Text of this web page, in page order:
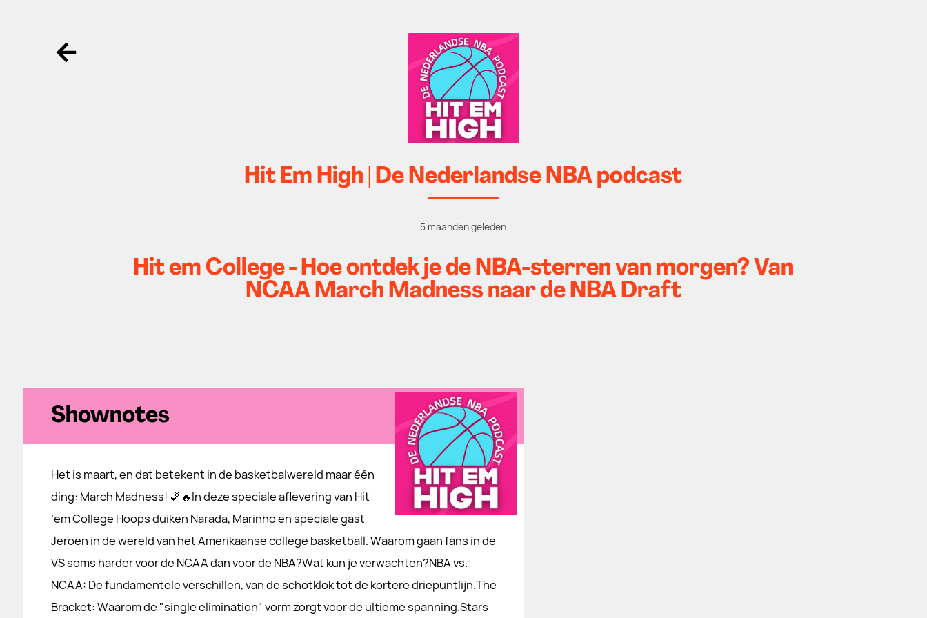
Ga terug
Hit Em High | De Nederlandse NBA podcast
5 maanden geleden
Hit em College - Hoe ontdek je de NBA-sterren van morgen? Van
NCAA March Madness naar de NBA Draft
Shownotes
Het is maart, en dat betekent in de basketbalwereld maar één
ding: March Madness! 🏀🔥In deze speciale aflevering van Hit
’em College Hoops duiken Narada, Marinho en speciale gast
Jeroen in de wereld van het Amerikaanse college basketball. Waarom gaan fans in de
VS soms harder voor de NCAA dan voor de NBA?Wat kun je verwachten?NBA vs.
NCAA: De fundamentele verschillen, van de schotklok tot de kortere driepuntlijn.The
Bracket: Waarom de "single elimination" vorm zorgt voor de ultieme spanning.Stars